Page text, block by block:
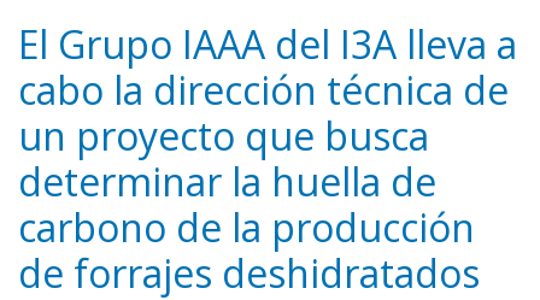
WhatsApp
Facebook
Bluesky
LinkedIn
Share
El Grupo IAAA del I3A lleva a
cabo la dirección técnica de
un proyecto que busca
determinar la huella de
carbono de la producción
de forrajes deshidratados